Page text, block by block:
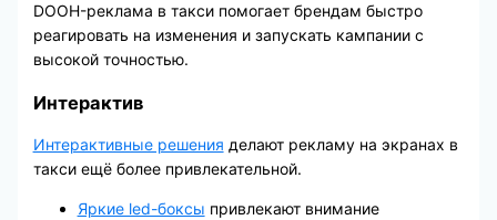
DOOH-реклама в такси помогает брендам быстро
реагировать на изменения и запускать кампании с
высокой точностью.
Интерактив
Интерактивные решения делают рекламу на экранах в
такси ещё более привлекательной.
Яркие led-боксы привлекают внимание